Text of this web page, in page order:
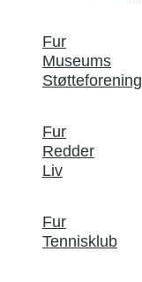
Fur
Museums
Støtteforening
Fur
Redder
Liv
Fur
Tennisklub